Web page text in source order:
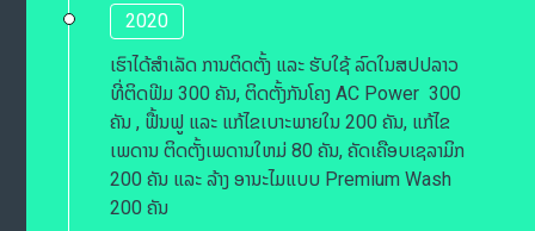
2020
ເຮົາໄດ້ສຳເລັດ ການຕິດຕັ້ງ ແລະ ຮັບໃຊ້ ລົດໃນສປປລາວ
ທີ່ຕິດຟີມ 300 ຄັນ, ຕິດຕັ້ງກັນໂຄງ AC Power 300
ຄັນ , ຟື້ນຟູ ແລະ ແກ້ໄຂເບາະພາຍໃນ 200 ຄັນ, ແກ້ໄຂ
ເພດານ ຕິດຕັ້ງເພດານໃຫມ່ 80 ຄັນ, ຄັດເຄືອບເຊລາມິກ
200 ຄັນ ແລະ ລ້າງ ອານະໄມແບບ Premium Wash
200 ຄັນ